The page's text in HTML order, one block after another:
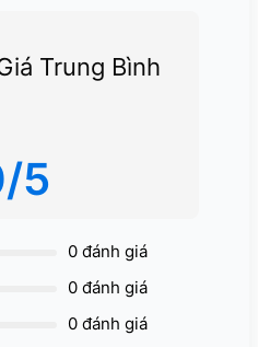
Trung Bình
5
0 đánh giá
0 đánh giá
0 đánh giá